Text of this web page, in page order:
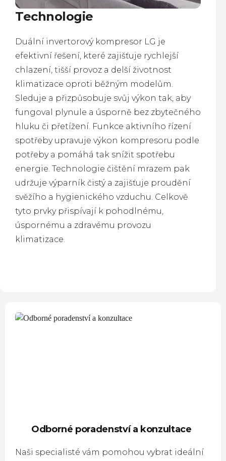
Technologie
Duální invertorový kompresor LG je
efektivní řešení, které zajišťuje rychlejší
chlazení, tišší provoz a delší životnost
klimatizace oproti běžným modelům.
Sleduje a přizpůsobuje svůj výkon tak, aby
fungoval plynule a úsporně bez zbytečného
hluku či přetížení. Funkce aktivního řízení
spotřeby upravuje výkon kompresoru podle
potřeby a pomáhá tak snížit spotřebu
energie. Technologie čištění mrazem pak
udržuje výparník čistý a zajišťuje proudění
svěžího a hygienického vzduchu. Celkově
tyto prvky přispívají k pohodlnému,
úspornému a zdravému provozu
klimatizace.
Odborné poradenství a konzultace
Naši specialisté vám pomohou vybrat ideální